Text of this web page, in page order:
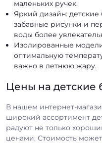
маленьких ручек.
Яркий дизайн:
забавные рисунки и
воды более
Изолированные
оптимальную
важно в летнюю жару.
Цены на детские
В нашем интернет-
широкий ассортимент
радуют не только
ценами. Стоимость